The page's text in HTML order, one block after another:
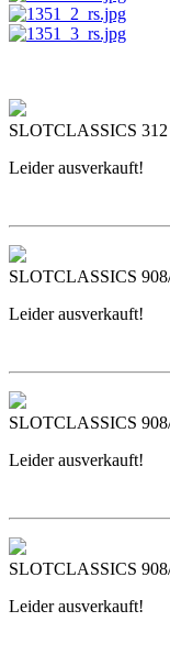
SLOTCLASSICS
Leider ausverkauft!
SLOTCLASSICS
Leider ausverkauft!
SLOTCLASSICS
Leider ausverkauft!
SLOTCLASSICS
Leider ausverkauft!